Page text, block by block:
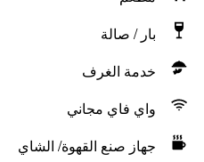
بار / صالة
خدمة الغرف
واي فاي مجاني
جهاز صنع القهوة/ الشاي